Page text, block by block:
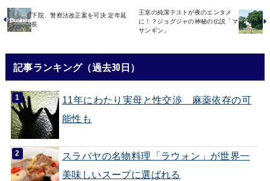
下院、警察法改正案を可決 定年延
長
王室の純潔テストが夜のエンタメ
に！？ジョグジャの神秘の伝説「マ
サンギン」
記事ランキング（過去30日）
11年にわたり実母と性交渉 麻薬依存の可
能性も
スラバヤの名物料理「ラウォン」が世界一
美味しいスープに選ばれる